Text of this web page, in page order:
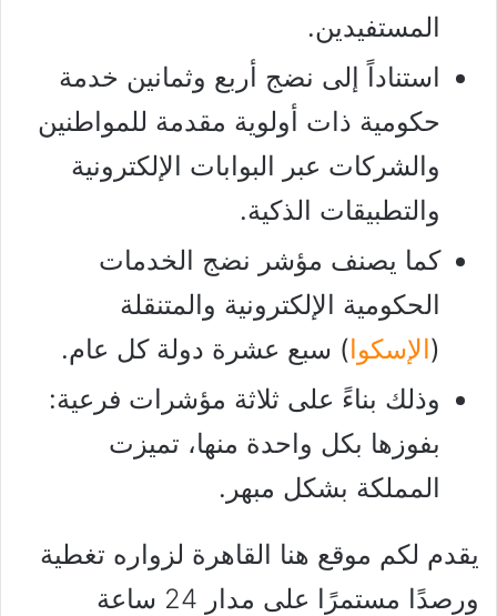
المستفيدين.
استناداً إلى نضج أربع وثمانين خدمة
حكومية ذات أولوية مقدمة للمواطنين
والشركات عبر البوابات الإلكترونية
والتطبيقات الذكية.
كما يصنف مؤشر نضج الخدمات
الحكومية الإلكترونية والمتنقلة
(الإسكوا) سبع عشرة دولة كل عام.
وذلك بناءً على ثلاثة مؤشرات فرعية:
بفوزها بكل واحدة منها، تميزت
المملكة بشكل مبهر.
يقدم لكم موقع هنا القاهرة لزواره تغطية
ورصدًا مستمرًا على مدار 24 ساعة